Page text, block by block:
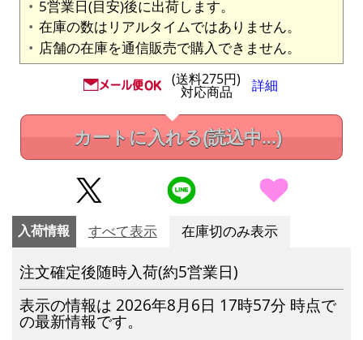
5営業日(目安)後に出荷します。
在庫の数はリアルタイムではありません。
店舗の在庫を通信販売で購入できません。
(送料275円)
対応商品 詳細
カートに入れる(読込中...)
入荷情報 すべて表示 在庫切のみ表示
注文確定後随時入荷(約5営業日)
表示の情報は 2026年8月6日 17時57分 時点で
の最新情報です。